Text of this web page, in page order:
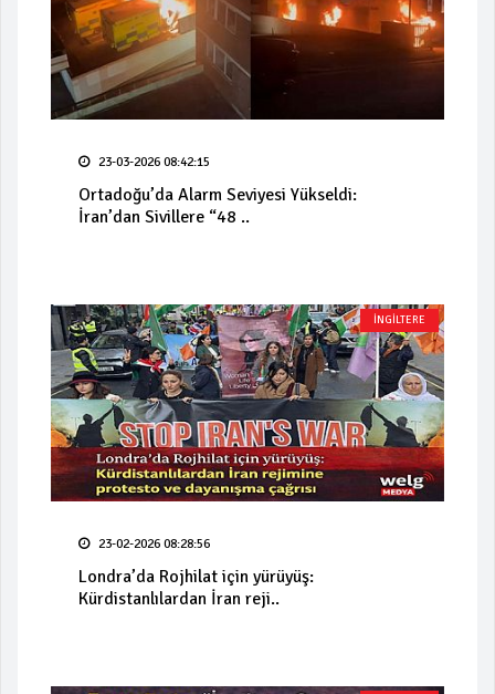
23-03-2026 08:42:15
Ortadoğu’da Alarm Seviyesi Yükseldi:
İran’dan Sivillere “48 ..
İNGİLTERE
23-02-2026 08:28:56
Londra’da Rojhilat için yürüyüş:
Kürdistanlılardan İran reji..